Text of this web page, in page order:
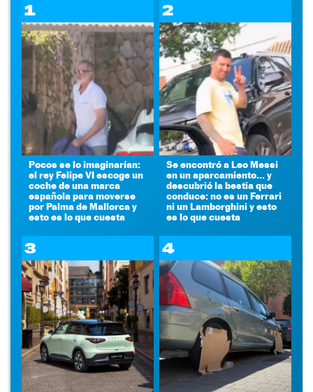
1
Pocos se lo imaginarían:
el rey Felipe VI escoge un
coche de una marca
española para moverse
por Palma de Mallorca y
esto es lo que cuesta
2
Se encontró a Leo Messi
en un aparcamiento... y
descubrió la bestia que
conduce: no es un Ferrari
ni un Lamborghini y esto
es lo que cuesta
3 4